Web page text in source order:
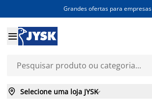
Grandes ofertas para empresas

 Selecione uma loja JYSK